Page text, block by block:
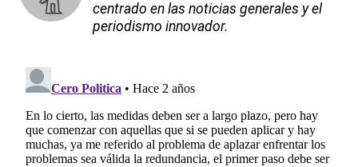
centrado en las noticias generales y el
periodismo innovador.